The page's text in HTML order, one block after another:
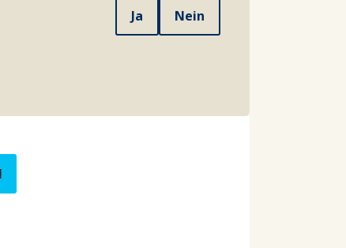
Ja Nein